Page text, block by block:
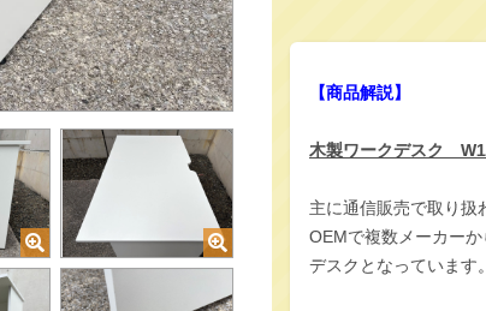
【商品解説】
木製ワークデスク
主に通信販売で取り扱
OEMで複数メーカー
デスクとなっています